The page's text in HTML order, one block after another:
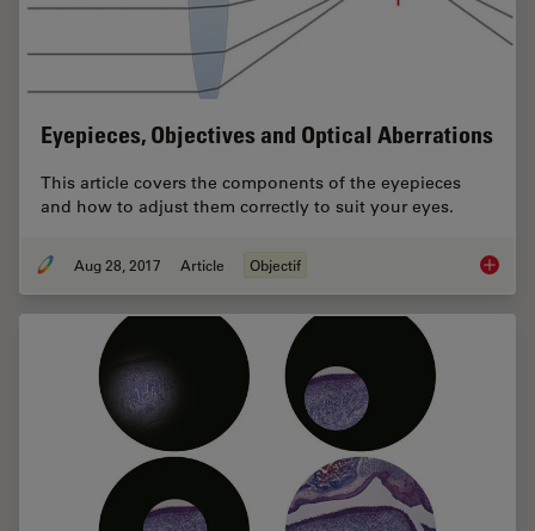
Eyepieces, Objectives and Optical Aberrations
This article covers the components of the eyepieces
and how to adjust them correctly to suit your eyes.
Aug 28, 2017 Article Objectif